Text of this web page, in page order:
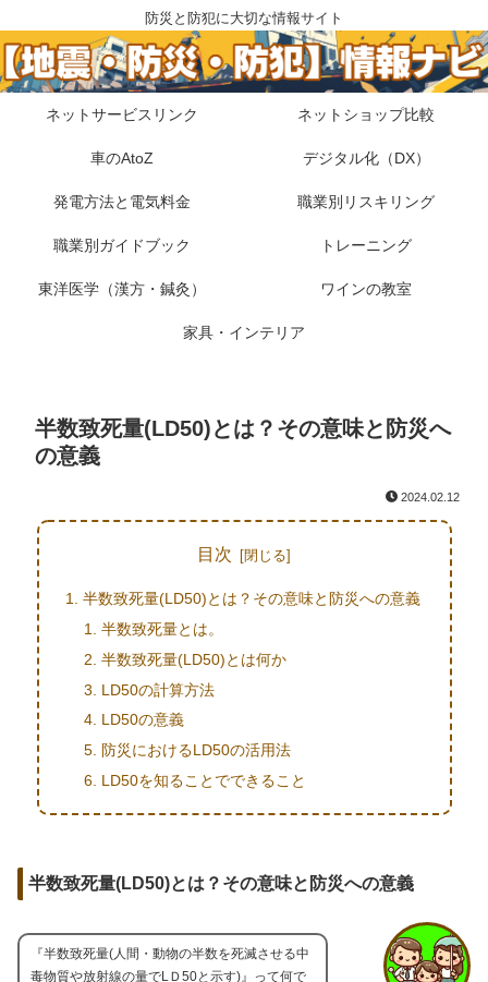
防災と防犯に大切な情報サイト
ネットサービスリンク ネットショップ比較
車のAtoZ デジタル化（DX）
発電方法と電気料金 職業別リスキリング
職業別ガイドブック トレーニング
東洋医学（漢方・鍼灸） ワインの教室
家具・インテリア
半数致死量(LD50)とは？その意味と防災へ
の意義
2024.02.12
目次
半数致死量(LD50)とは？その意味と防災への意義
半数致死量とは。
半数致死量(LD50)とは何か
LD50の計算方法
LD50の意義
防災におけるLD50の活用法
LD50を知ることでできること
半数致死量(LD50)とは？その意味と防災への意義
『半数致死量(人間・動物の半数を死滅させる中
毒物質や放射線の量でLＤ50と示す)』って何で